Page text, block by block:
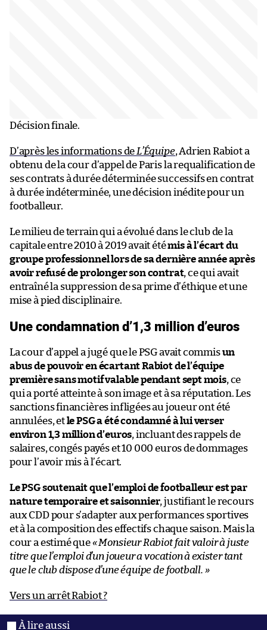
Décision finale.
D’après les informations de L’Équipe, Adrien Rabiot a
obtenu de la cour d’appel de Paris la requalification de
ses contrats à durée déterminée successifs en contrat
à durée indéterminée, une décision inédite pour un
footballeur.
Le milieu de terrain qui a évolué dans le club de la
capitale entre 2010 à 2019 avait étémis à l’écart du
groupe professionnel lors de sa dernière année après
avoir refusé de prolonger son contrat, ce qui avait
entraîné la suppression de sa prime d’éthique et une
mise à pied disciplinaire.
Une condamnation d’1,3 million d’euros
La cour d’appel a jugé que le PSG avait commisun
abus de pouvoir en écartant Rabiot de l’équipe
première sans motif valable pendant sept mois, ce
qui a porté atteinte à son image et à sa réputation. Les
sanctions financières infligées au joueur ont été
annulées, etle PSG a été condamné à lui verser
environ 1,3 million d’euros, incluant des rappels de
salaires, congés payés et 10 000 euros de dommages
pour l’avoir mis à l’écart.
Le PSG soutenait que l’emploi de footballeur est par
nature temporaire et saisonnier, justifiant le recours
aux CDD pour s’adapter aux performances sportives
et à la composition des effectifs chaque saison. Mais la
cour a estimé que« Monsieur Rabiot fait valoir à juste
titre que l’emploi d’un joueur a vocation à exister tant
que le club dispose d’une équipe de football. »
Vers un arrêt Rabiot ?